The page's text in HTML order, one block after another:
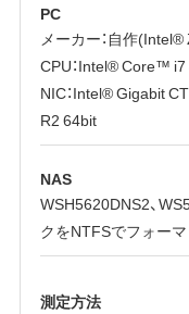
PC
メーカー：自作
CPU：Intel® Core™ i7
NIC：Intel® Gigabit
R2 64bit
NAS
WSH5620DNS2、
クをNTFSでフォー
測定方法